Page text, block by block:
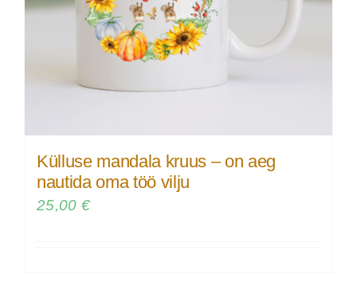
Külluse mandala kruus – on aeg
nautida oma töö vilju
25,00 €